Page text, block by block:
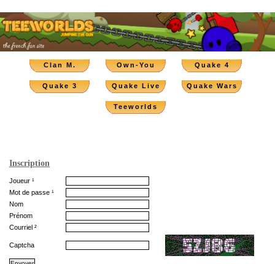
Clan M. Own-You Quake 4
Quake 3 Quake Live Quake Wars
Teeworlds
Inscription
Joueur ¹
Mot de passe ¹
Nom
Prénom
Courriel ²
Captcha